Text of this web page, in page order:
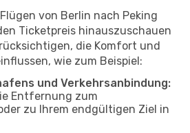
von Berlin nach Peking
Ticketpreis hinauszuschauen
die Komfort und
wie zum Beispiel:
und Verkehrsanbindung:
Entfernung zum
zu Ihrem endgültigen Ziel in